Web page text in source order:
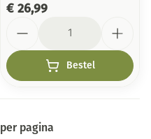
€ 26,99
Bestel
per pagina